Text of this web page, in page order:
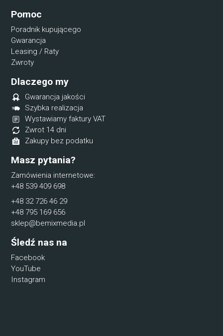
Pomoc
Poradnik kupującego
Gwarancja
Leasing / Raty
Zwroty
Dlaczego my
Gwarancja jakości
Szybka realizacja
Wystawiamy faktury VAT
Zwrot 14 dni
Zakupy bez podatku
Masz pytania?
Zamówienia internetowe:
+48 539 409 698
+48 32 726 46 29
+48 795 169 656
sklep@bemixmedia.pl
Śledź nas na
Facebook
YouTube
Instagram